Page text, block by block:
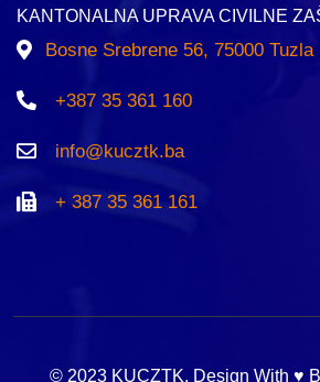
KANTONALNA UPRAVA CIVILNE
Bosne Srebrene 56, 75000 Tuzla
+387 35 361 160
info@kucztk.ba
+ 387 35 361 161
© 2023 KUCZTK. Design With ♥